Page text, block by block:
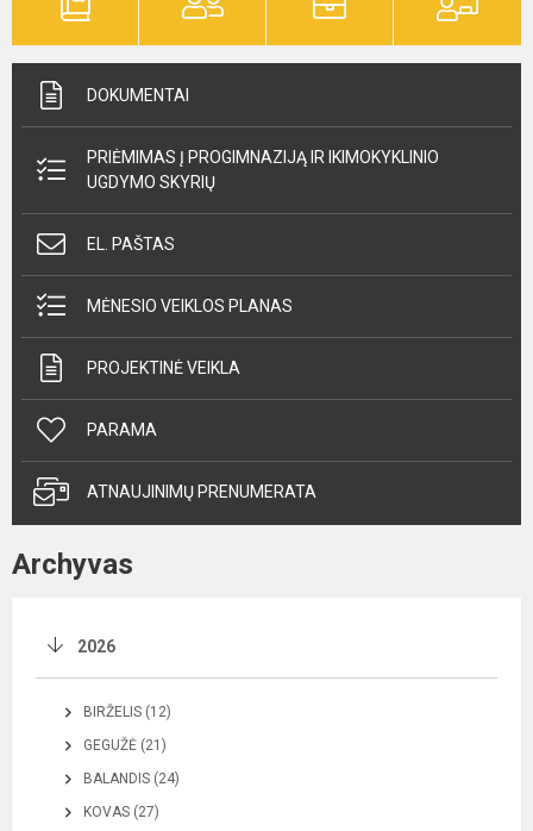
DOKUMENTAI
PRIĖMIMAS Į PROGIMNAZIJĄ IR IKIMOKYKLINIO
UGDYMO SKYRIŲ
EL. PAŠTAS
MĖNESIO VEIKLOS PLANAS
PROJEKTINĖ VEIKLA
PARAMA
ATNAUJINIMŲ PRENUMERATA
Archyvas
2026
BIRŽELIS (12)
GEGUŽĖ (21)
BALANDIS (24)
KOVAS (27)